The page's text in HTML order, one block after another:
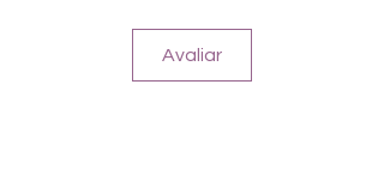
Avaliar